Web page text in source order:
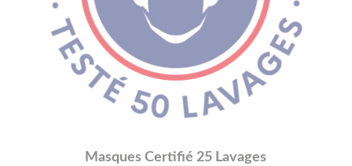
Masques Certifié 25 Lavages